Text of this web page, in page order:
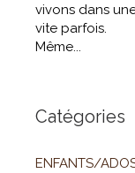
vivons dans
vite parfois.
Même...
Catégories
ENFANTS/